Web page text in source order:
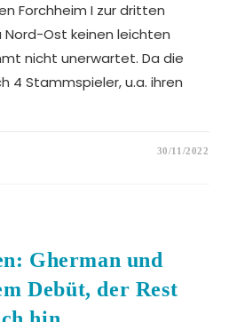
Forchheim I zur dritten
Nord-Ost keinen leichten
nicht unerwartet. Da die
4 Stammspieler, u.a. ihren
30/11/2022
Gherman und
Debüt, der Rest